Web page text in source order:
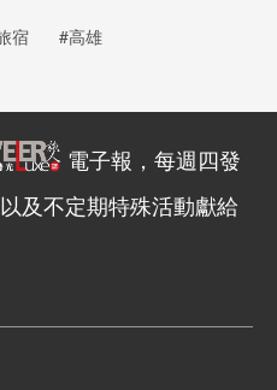
宿 #高雄
電子報，每週四發
及不定期特殊活動獻給